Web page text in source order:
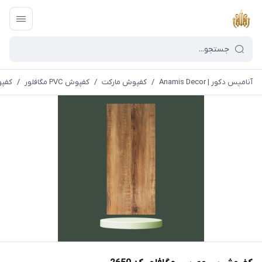
آنامیس دکور | Anamis Decor / کفپوش مارکت / کفپوش PVC مگافلور /